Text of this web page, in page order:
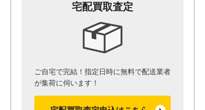
宅配買取査定
ご自宅で完結！指定日時に無料で配送業者
が集荷に伺います！